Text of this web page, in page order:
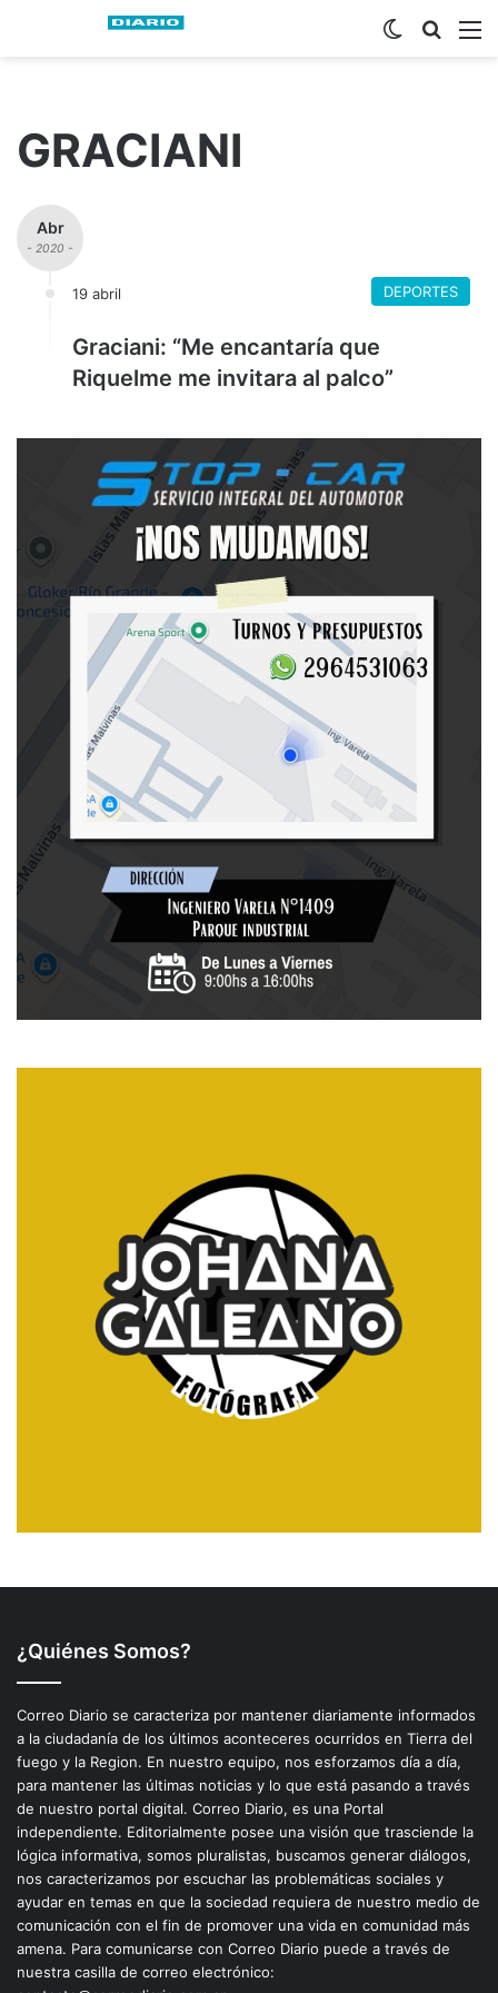
Buscar
Switch skin
GRACIANI
Abr
- 2020 -
19 abril DEPORTES
Graciani: “Me encantaría que
Riquelme me invitara al palco”
¿Quiénes Somos?
Correo Diario se caracteriza por mantener diariamente informados
a la ciudadanía de los últimos aconteceres ocurridos en Tierra del
fuego y la Region. En nuestro equipo, nos esforzamos día a día,
para mantener las últimas noticias y lo que está pasando a través
de nuestro portal digital. Correo Diario, es una Portal
independiente. Editorialmente posee una visión que trasciende la
lógica informativa, somos pluralistas, buscamos generar diálogos,
nos caracterizamos por escuchar las problemáticas sociales y
ayudar en temas en que la sociedad requiera de nuestro medio de
comunicación con el fin de promover una vida en comunidad más
amena. Para comunicarse con Correo Diario puede a través de
nuestra casilla de correo electrónico: